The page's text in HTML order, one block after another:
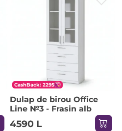
CashBack: 2295
Dulap de birou Office
Line №3 - Frasin alb
4590 L